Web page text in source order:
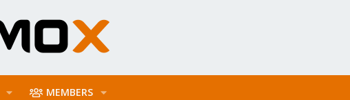
MEMBERS